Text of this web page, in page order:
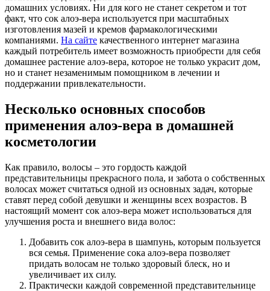
домашних условиях. Ни для кого не станет секретом и тот
факт, что сок алоэ-вера используется при масштабных
изготовления мазей и кремов фармакологическими
компаниями. На сайте качественного интернет магазина
каждый потребитель имеет возможность приобрести для себя
домашнее растение алоэ-вера, которое не только украсит дом,
но и станет незаменимым помощником в лечении и
поддержании привлекательности.
Несколько основных способов
применения алоэ-вера в домашней
косметологии
Как правило, волосы – это гордость каждой
представительницы прекрасного пола, и забота о собственных
волосах может считаться одной из основных задач, которые
ставят перед собой девушки и женщины всех возрастов. В
настоящий момент сок алоэ-вера может использоваться для
улучшения роста и внешнего вида волос:
Добавить сок алоэ-вера в шампунь, которым пользуется
вся семья. Применение сока алоэ-вера позволяет
придать волосам не только здоровый блеск, но и
увеличивает их силу.
Практически каждой современной представительнице